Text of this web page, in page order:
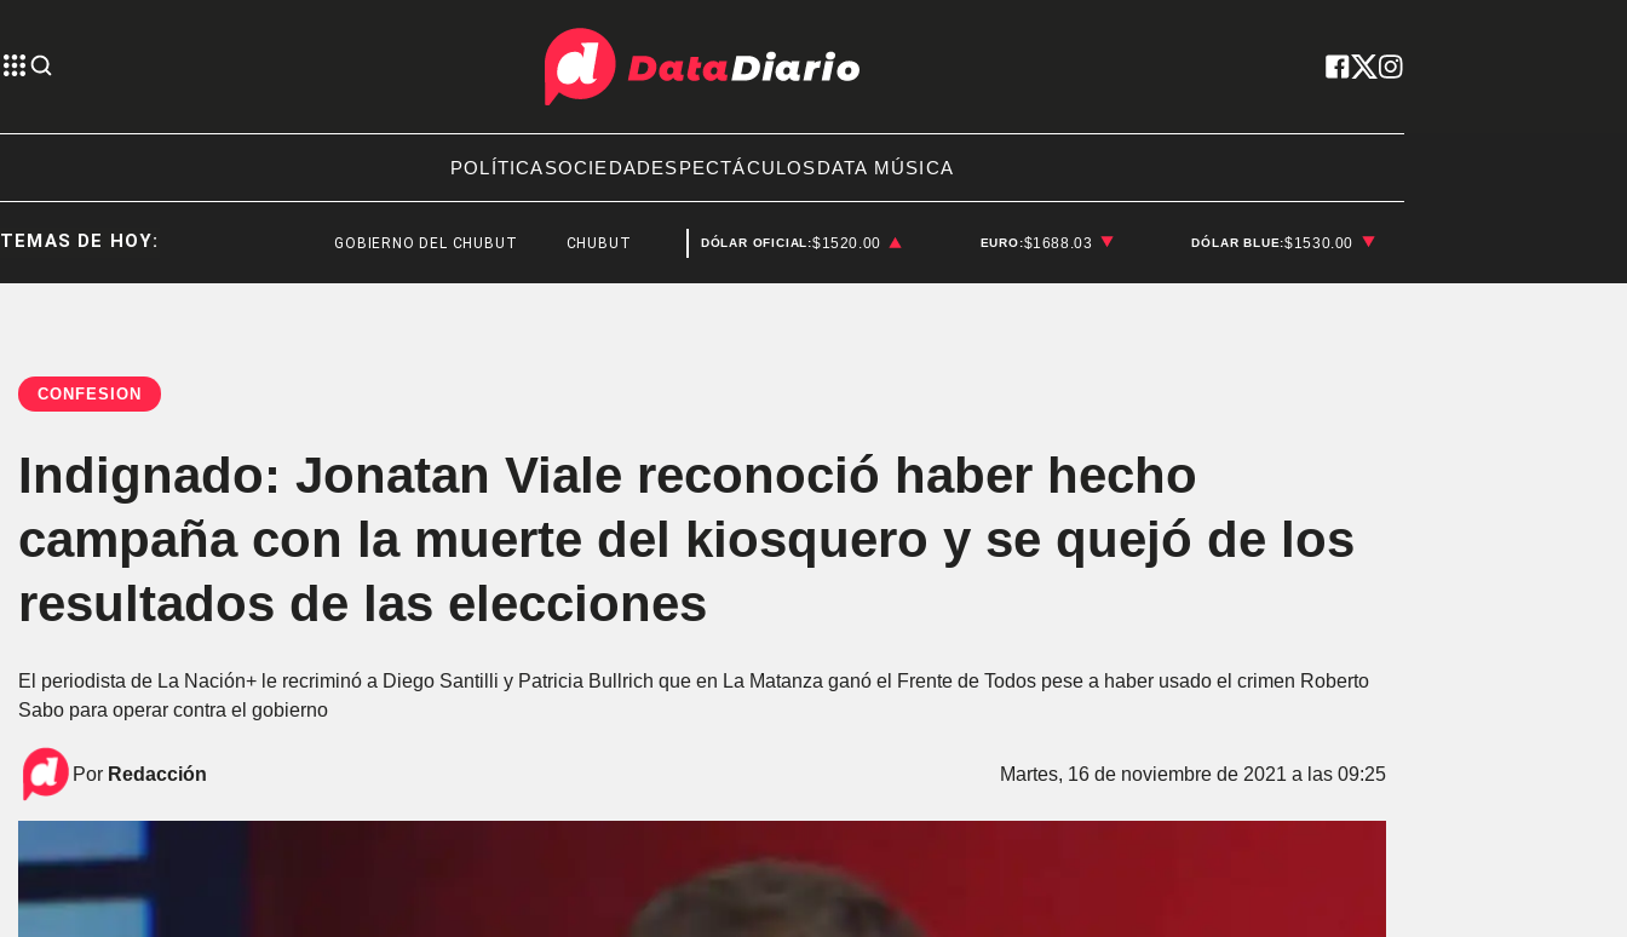
POLÍTICASOCIEDADESPECTÁCULOSDATA MÚSICA
TEMAS DE HOY: GOBIERNO DEL CHUBUT CHUBUT JOAQUÍN BENEGAS LYNCH
DÓLAR OFICIAL:$1520.00 EURO:$1688.03 DÓLAR BLUE:$1530.00
CONFESIÓN
Indignado: Jonatan Viale reconoció haber hecho
campaña con la muerte del kiosquero y se quejó de los
resultados de las elecciones
El periodista de La Nación+ le recriminó a Diego Santilli y Patricia Bullrich que en La Matanza ganó el Frente de Todos pese a haber usado el crimen Roberto
Sabo para operar contra el gobierno
Por Redacción Martes, 16 de noviembre de 2021 a las 09:25